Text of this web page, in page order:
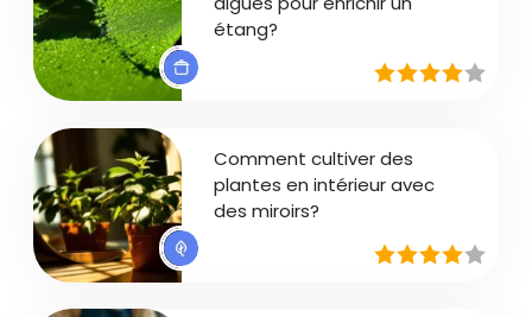
étang?
Comment cultiver des
plantes en intérieur avec
des miroirs?